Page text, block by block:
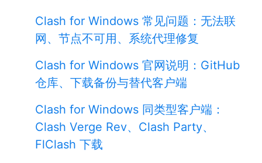
Clash for Windows 常见问题：无法联
网、节点不可用、系统代理修复
Clash for Windows 官网说明：GitHub
仓库、下载备份与替代客户端
Clash for Windows 同类型客户端：
Clash Verge Rev、Clash Party、
FlClash 下载